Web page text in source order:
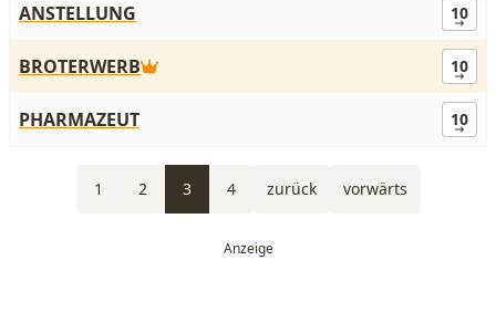
ANSTELLUNG
10
BROTERWERB 10
PHARMAZEUT 10
1 2 3 4 zurück vorwärts